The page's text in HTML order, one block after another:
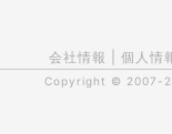
会社情報 個人情
Copyright © 2007-